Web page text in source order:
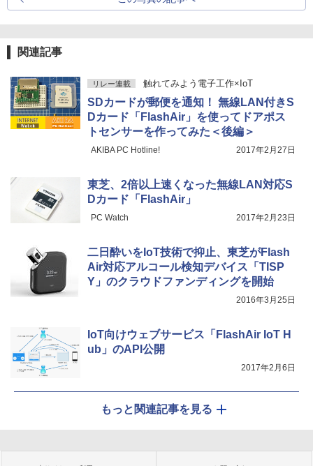
関連記事
リレー連載 触れてみよう電子工作×IoT
SDカードが郵便を通知！ 無線LAN付きS
Dカード「FlashAir」を使ってドアポス
トセンサーを作ってみた＜後編＞
AKIBA PC Hotline! 2017年2月27日
東芝、2倍以上速くなった無線LAN対応S
Dカード「FlashAir」
PC Watch 2017年2月23日
二日酔いをIoT技術で抑止、東芝がFlash
Air対応アルコール検知デバイス「TISP
Y」のクラウドファンディングを開始
2016年3月25日
IoT向けウェブサービス「FlashAir IoT H
ub」のAPI公開
2017年2月6日
もっと関連記事を見る